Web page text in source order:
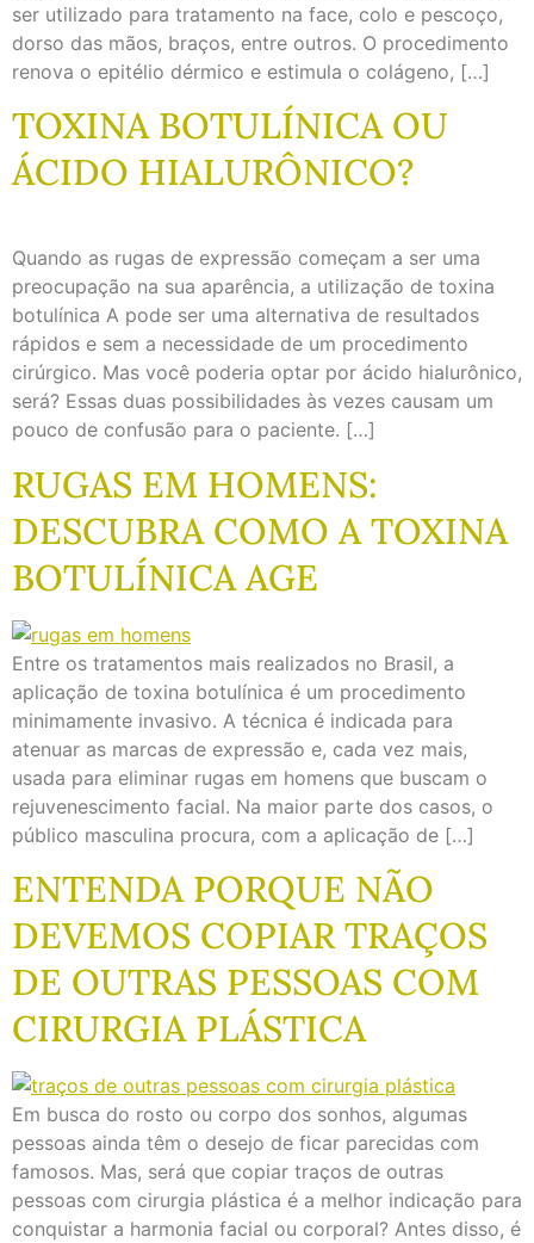
ser utilizado para tratamento na face, colo e pescoço,
dorso das mãos, braços, entre outros. O procedimento
renova o epitélio dérmico e estimula o colágeno, […]
TOXINA BOTULÍNICA OU
ÁCIDO HIALURÔNICO?
Quando as rugas de expressão começam a ser uma
preocupação na sua aparência, a utilização de toxina
botulínica A pode ser uma alternativa de resultados
rápidos e sem a necessidade de um procedimento
cirúrgico. Mas você poderia optar por ácido hialurônico,
será? Essas duas possibilidades às vezes causam um
pouco de confusão para o paciente. […]
RUGAS EM HOMENS:
DESCUBRA COMO A TOXINA
BOTULÍNICA AGE
Entre os tratamentos mais realizados no Brasil, a
aplicação de toxina botulínica é um procedimento
minimamente invasivo. A técnica é indicada para
atenuar as marcas de expressão e, cada vez mais,
usada para eliminar rugas em homens que buscam o
rejuvenescimento facial. Na maior parte dos casos, o
público masculina procura, com a aplicação de […]
ENTENDA PORQUE NÃO
DEVEMOS COPIAR TRAÇOS
DE OUTRAS PESSOAS COM
CIRURGIA PLÁSTICA
Em busca do rosto ou corpo dos sonhos, algumas
pessoas ainda têm o desejo de ficar parecidas com
famosos. Mas, será que copiar traços de outras
pessoas com cirurgia plástica é a melhor indicação para
conquistar a harmonia facial ou corporal? Antes disso, é